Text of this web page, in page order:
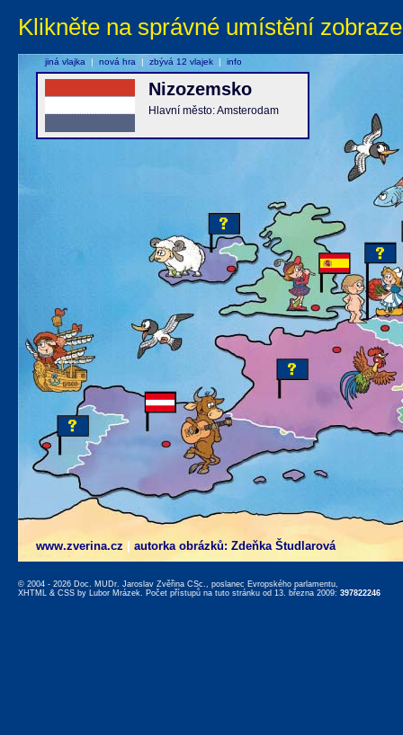
Klikněte na správné umístění
www.zverina.cz autorka obrázků: Zdeňka Študlarová
Nizozemsko
Hlavní město: Amsterodam
jiná vlajka | nová hra | zbývá 12 vlajek | info
© 2004 - 2026 Doc. MUDr. Jaroslav Zvěřina CSc., poslanec Evropského parlamentu,
XHTML & CSS by Lubor Mrázek. Počet přístupů na tuto stránku od 13. března 2009: 397822246